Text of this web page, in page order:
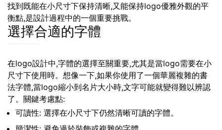
找到既能在小尺寸下保持清晰,又能保持logo優雅外觀的平
衡點,是設計過程中的一個重要挑戰。
選擇合適的字體
在logo設計中,字體的選擇至關重要,尤其是當logo需要在小
尺寸下使用時。想像一下,如果你使用了一個華麗複雜的書
法字體,當logo縮小到名片大小時,文字可能就變得難以辨認
了。關鍵考慮點:
可讀性: 選擇在小尺寸下仍然清晰可讀的字體。